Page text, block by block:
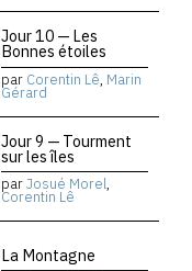
Jour 10 — Les
Bonnes étoiles
par Corentin Lê, Marin
Gérard
Jour 9 — Tourment
sur les îles
parJosué Morel,
Corentin Lê
La Montagne